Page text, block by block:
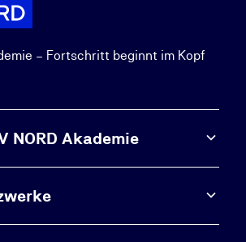
– Fortschritt beginnt im Kopf
NORD Akademie